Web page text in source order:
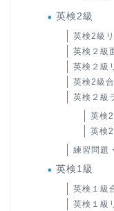
英検2級
英検2級
英検２級
英検２級
英検2級
英検２級
英検
英検
練習問題
英検1級
英検１級
英検１級